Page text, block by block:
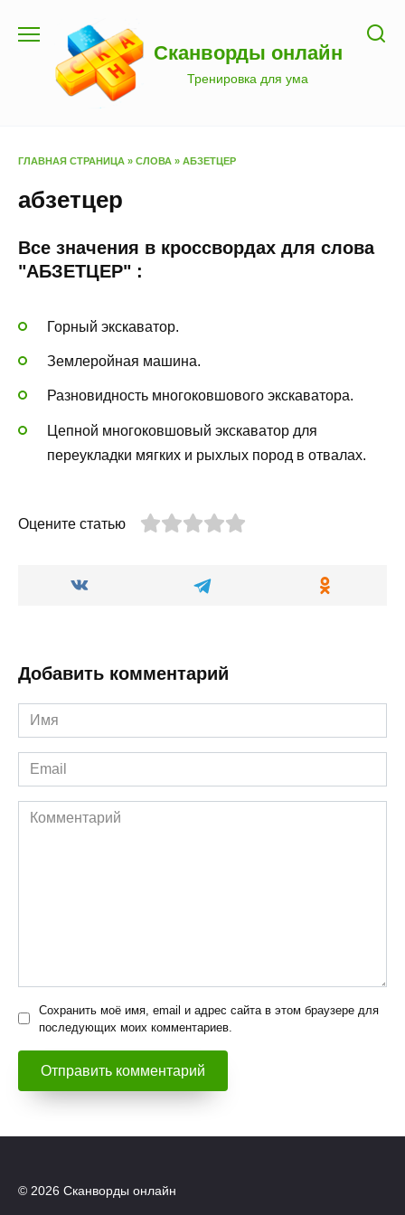
содержанию
Сканворды онлайн
Тренировка для ума
ГЛАВНАЯ СТРАНИЦА » СЛОВА » АБЗЕТЦЕР
абзетцер
Все значения в кроссвордах для слова
"АБЗЕТЦЕР" :
Горный экскаватор.
Землеройная машина.
Разновидность многоковшового экскаватора.
Цепной многоковшовый экскаватор для
переукладки мягких и рыхлых пород в отвалах.
Оцените статью
Добавить комментарий
Имя
*
Email
*
Комментарий
Сохранить моё имя, email и адрес сайта в этом браузере для
последующих моих комментариев.
© 2026 Сканворды онлайн